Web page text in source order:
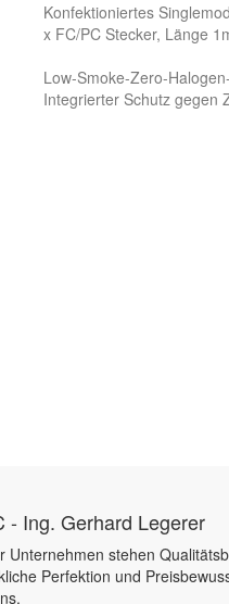
Konfektioniertes
x FC/PC Stecker, Länge
Low-Smoke-Zero-
Integrierter Schutz gegen
- Ing. Gerhard Legerer
Unternehmen stehen
Perfektion und